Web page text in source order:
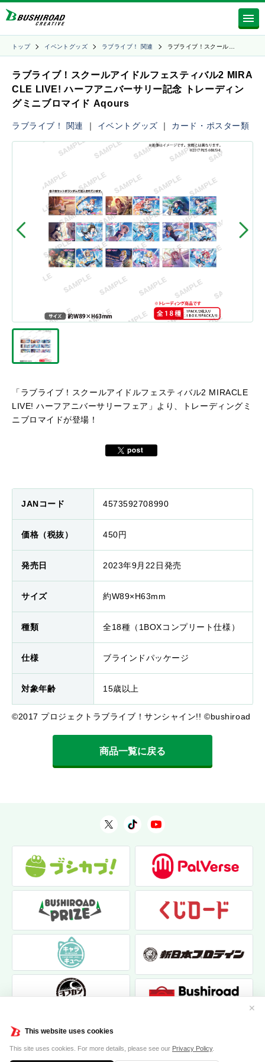
This website uses cookies
This site uses cookies. For more details, please see our Privacy Policy.
✕
トップ イベントグッズ ラブライブ！ 関連 ラブライブ！スクール…
ラブライブ！スクールアイドルフェスティバル2 MIRA
CLE LIVE! ハーフアニバーサリー記念 トレーディン
グミニブロマイド Aqours
ラブライブ！ 関連 ｜ イベントグッズ ｜ カード・ポスター類
「ラブライブ！スクールアイドルフェスティバル2 MIRACLE
LIVE! ハーフアニバーサリーフェア」より、トレーディングミ
ニブロマイドが登場！
JANコード 4573592708990
価格（税抜） 450円
発売日 2023年9月22日発売
サイズ 約W89×H63mm
種類 全18種（1BOXコンプリート仕様）
仕様 ブラインドパッケージ
対象年齢 15歳以上
©2017 プロジェクトラブライブ！サンシャイン!! ©bushiroad
商品一覧に戻る